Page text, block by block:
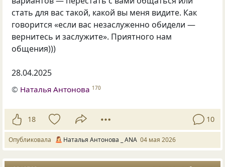
стать для вас такой, какой вы меня видите. Как
говорится «если вас незаслуженно обидели —
вернитесь и заслужите». Приятного нам
общения)))
28.04.2025
© Наталья Антонова 170
18 10
Опубликовала Наталья Антонова _ ANA 04 мая 2026